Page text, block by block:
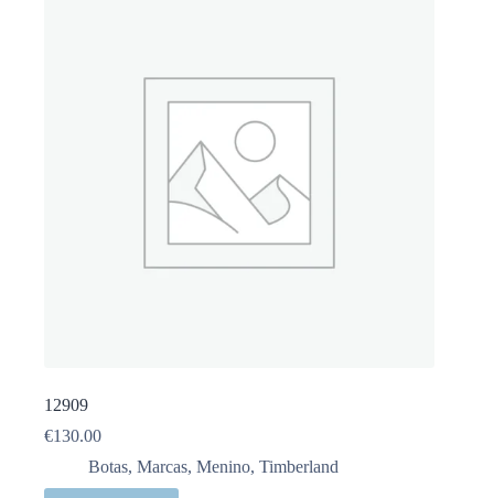
12909
€130.00
Botas, Marcas, Menino, Timberland